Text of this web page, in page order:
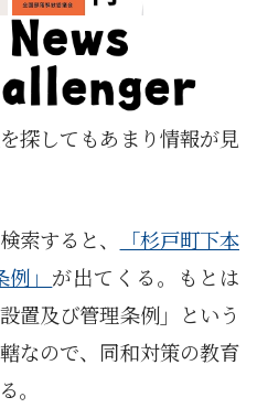
探してもあまり情報が見
索すると、
「杉戸町下本
」 が出てくる。もとは
置及び管理条例」という
なので、同和対策の教育
。